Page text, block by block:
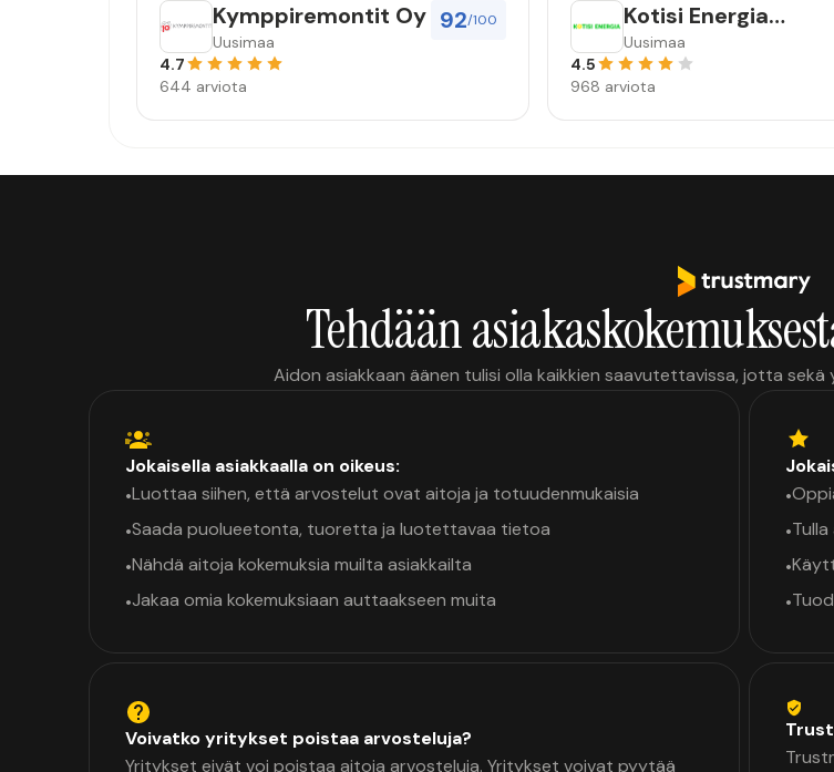
92/100
Kymppiremontit Oy
Uusimaa
4.7
644 arviota
Kotisi Energia
Nordic Oy
Uusimaa
4.5
968 arviota
Tehdään
Aidon asiakkaan äänen tulisi olla kaikkien saavutettavissa, jotta
Jokaisella asiakkaalla on oikeus:
•Luottaa siihen, että arvostelut ovat aitoja ja totuudenmukaisia
•Saada puolueetonta, tuoretta ja luotettavaa tietoa
•Nähdä aitoja kokemuksia muilta asiakkailta
•Jakaa omia kokemuksiaan auttaakseen muita
•
•
•
•
Voivatko yritykset poistaa arvosteluja?
Yritykset eivät voi poistaa aitoja arvosteluja. Yritykset voivat pyytää